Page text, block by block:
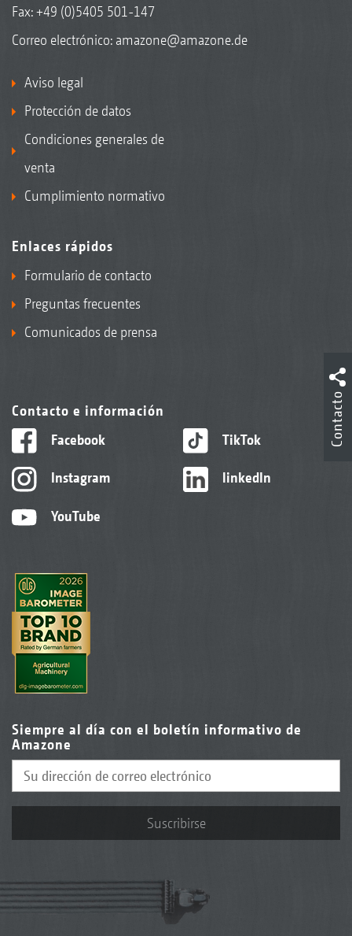
Fax: +49 (0)5405 501-147
Correo electrónico: amazone@amazone.de
Aviso legal
Protección de datos
Condiciones generales de
venta
Cumplimiento normativo
Enlaces rápidos
Formulario de contacto
Preguntas frecuentes
Comunicados de prensa
Contacto e información
Facebook
Instagram
YouTube
TikTok
linkedIn
Siempre al día con el boletín informativo de
Amazone
Suscribirse
Contacto